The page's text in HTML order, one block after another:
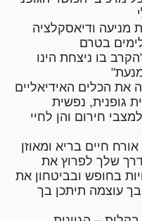
מניעה ודיאסקלציה
בטרם
בו ניצחת הינו
את הכלים האידיאליים
גופנית, נפשית
חירום והן לחיי
חיים בריא ומאוזן
שלך לפרוץ את
בחופש ובביטחון את
עוצמה תיתכן בך